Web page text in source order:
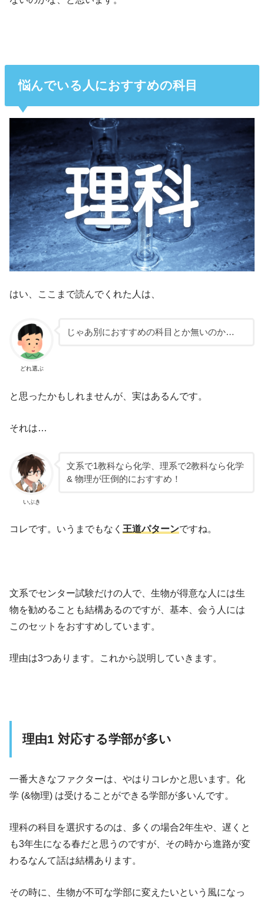
悩んでいる人におすすめの科目
はい、ここまで読んでくれた人は、
どれ選ぶ
じゃあ別におすすめの科目とか無いのか…
と思ったかもしれませんが、実はあるんです。
それは…
いぶき
文系で1教科なら化学、理系で2教科なら化学
& 物理が圧倒的におすすめ！
コレです。いうまでもなく 王道パターンですね。
文系でセンター試験だけの人で、生物が得意な人には生
物を勧めることも結構あるのですが、基本、会う人には
このセットをおすすめしています。
理由は3つあります。これから説明していきます。
理由1 対応する学部が多い
一番大きなファクターは、やはりコレかと思います。化
学 (&物理) は受けることができる学部が多いんです。
理科の科目を選択するのは、多くの場合2年生や、遅くと
も3年生になる春だと思うのですが、その時から進路が変
わるなんて話は結構あります。
その時に、生物が不可な学部に変えたいという風になっ